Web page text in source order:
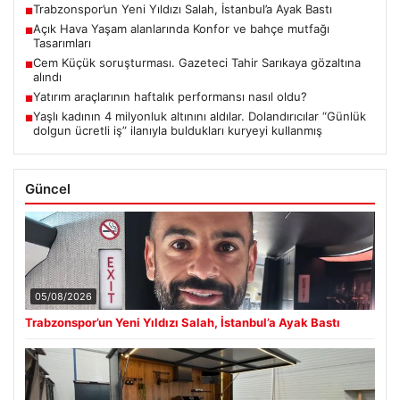
■Trabzonspor’un Yeni Yıldızı Salah, İstanbul’a Ayak Bastı
■Açık Hava Yaşam alanlarında Konfor ve bahçe mutfağı
Tasarımları
■Cem Küçük soruşturması. Gazeteci Tahir Sarıkaya gözaltına
alındı
■Yatırım araçlarının haftalık performansı nasıl oldu?
■Yaşlı kadının 4 milyonluk altınını aldılar. Dolandırıcılar “Günlük
dolgun ücretli iş” ilanıyla buldukları kuryeyi kullanmış
Güncel
05/08/2026
Trabzonspor’un Yeni Yıldızı Salah, İstanbul’a Ayak Bastı